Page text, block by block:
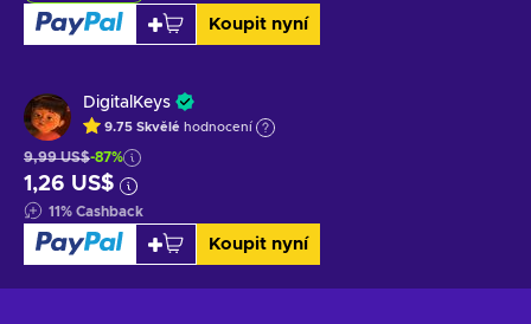
Koupit nyní
DigitalKeys
9.75 Skvělé hodnocení
9,99 US$-87%
1,26 US$
11% Cashback
Koupit nyní